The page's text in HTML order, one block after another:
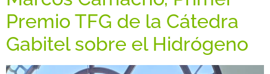
Premio TFG de la Cátedra
Gabitel sobre el Hidrógeno